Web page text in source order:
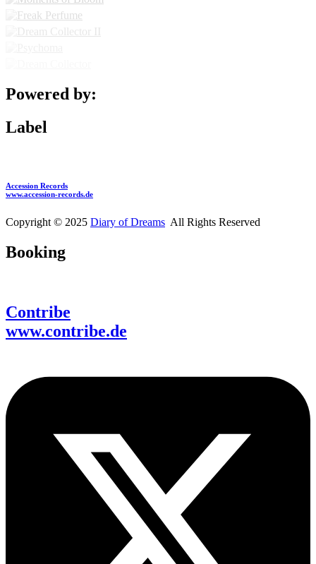
Powered by:
Label
Accession Records
www.accession-records.de
Copyright © 2025 Diary of Dreams All Rights Reserved
Booking
Contribe
www.contribe.de